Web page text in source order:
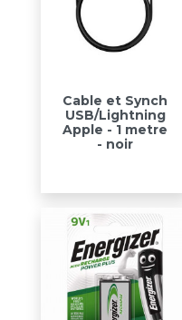
Cable et Synch
USB/Lightning
Apple - 1 metre
- noir